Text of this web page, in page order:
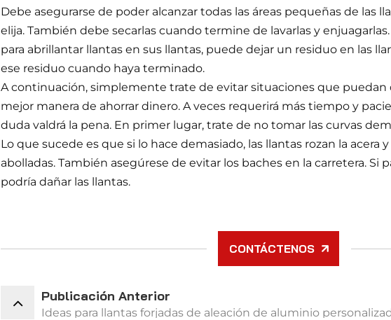
Debe asegurarse de poder alcanzar todas las áreas pequeñas de las
elija. También debe secarlas cuando termine de lavarlas y
para abrillantar llantas en sus llantas, puede dejar un residuo en las
ese residuo cuando haya terminado.
A continuación, simplemente trate de evitar situaciones que puedan
mejor manera de ahorrar dinero. A veces requerirá más tiempo y
duda valdrá la pena. En primer lugar, trate de no tomar las curvas
Lo que sucede es que si lo hace demasiado, las llantas rozan la acera
abolladas. También asegúrese de evitar los baches en la carretera. Si
podría dañar las llantas.
CONTÁCTENOS
Publicación Anterior
Ideas para llantas forjadas de aleación de aluminio